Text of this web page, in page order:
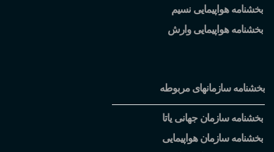
بخشنامه هواپیمایی نسیم
بخشنامه هواپیمایی وارش
بخشنامه سازمانهای مربوطه
بخشنامه سازمان جهانی یاتا
بخشنامه سازمان هواپیمایی